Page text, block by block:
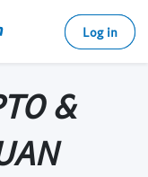
Log in
&